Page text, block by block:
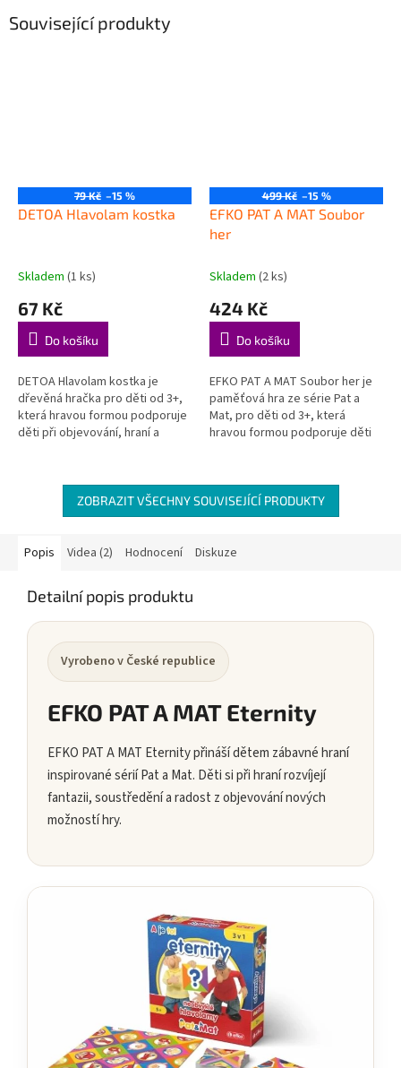
Související produkty
79 Kč –15 %
DETOA Hlavolam kostka
Skladem (1 ks)
67 Kč
Do košíku
DETOA Hlavolam kostka je
dřevěná hračka pro děti od 3+,
která hravou formou podporuje
děti při objevování, hraní a
499 Kč –15 %
EFKO PAT A MAT Soubor
her
Skladem (2 ks)
424 Kč
Do košíku
EFKO PAT A MAT Soubor her je
paměťová hra ze série Pat a
Mat, pro děti od 3+, která
hravou formou podporuje děti
ZOBRAZIT VŠECHNY SOUVISEJÍCÍ PRODUKTY
Popis Videa (2) Hodnocení Diskuze
Detailní popis produktu
Vyrobeno v České republice
EFKO PAT A MAT Eternity
EFKO PAT A MAT Eternity přináší dětem zábavné hraní
inspirované sérií Pat a Mat. Děti si při hraní rozvíjejí
fantazii, soustředění a radost z objevování nových
možností hry.